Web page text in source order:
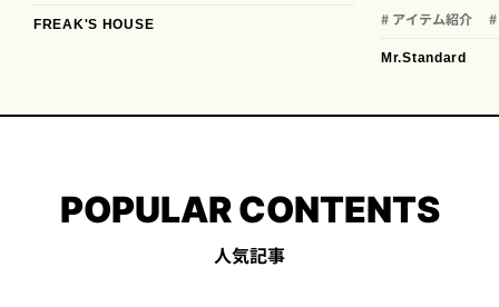
FREAK'S HOUSE # アイテム紹介
Mr.Standard
POPULAR CONTENTS
人気記事